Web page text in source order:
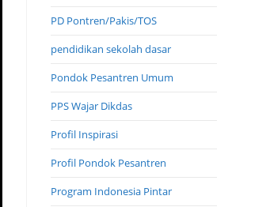
PD Pontren/Pakis/TOS
pendidikan sekolah dasar
Pondok Pesantren Umum
PPS Wajar Dikdas
Profil Inspirasi
Profil Pondok Pesantren
Program Indonesia Pintar